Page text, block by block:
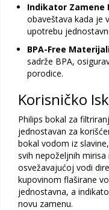
Indikator Zamene
obaveštava kada je
upotrebu
BPA-Free
sadrže BPA,
porodice.
Korisničko
Philips bokal za
jednostavan za
bokal vodom iz
svih nepoželjnih
osvežavajućoj vodi
kupovinom flaširane
jednostavna, a
novu zamenu.